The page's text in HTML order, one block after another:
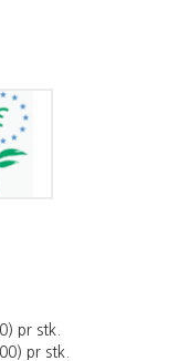
) pr stk.
) pr stk.